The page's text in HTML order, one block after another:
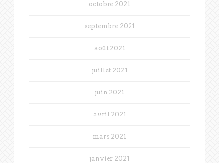
octobre 2021
septembre 2021
août 2021
juillet 2021
juin 2021
avril 2021
mars 2021
janvier 2021